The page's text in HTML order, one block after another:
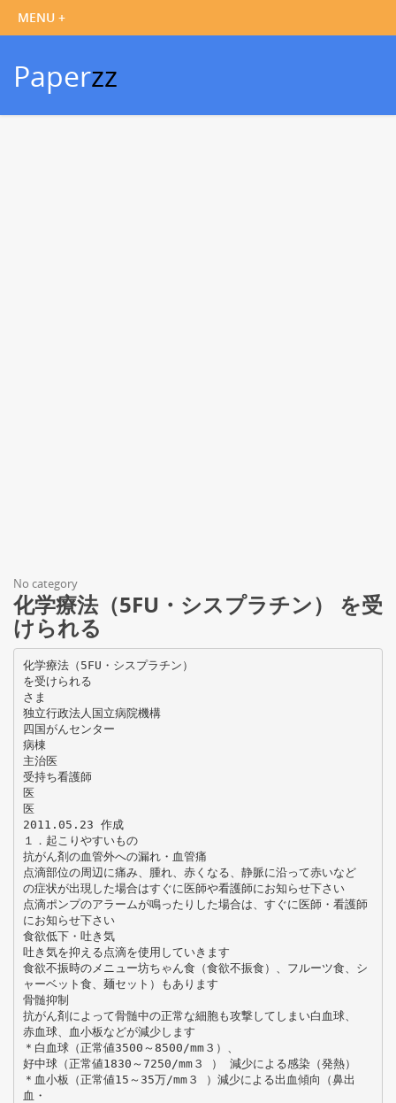
Paperzz
No category
化学療法（5FU・シスプラチン） を受
けられる
化学療法（5FU・シスプラチン）
を受けられる
さま
独立行政法人国立病院機構
四国がんセンター
病棟
主治医
受持ち看護師
医
医
2011.05.23 作成
１．起こりやすいもの
抗がん剤の血管外への漏れ・血管痛
点滴部位の周辺に痛み、腫れ、赤くなる、静脈に沿って赤いなど
の症状が出現した場合はすぐに医師や看護師にお知らせ下さい
点滴ポンプのアラームが鳴ったりした場合は、すぐに医師・看護師
にお知らせ下さい
食欲低下・吐き気
吐き気を抑える点滴を使用していきます
食欲不振時のメニュー坊ちゃん食（食欲不振食）、フルーツ食、シ
ャーベット食、麺セット）もあります
骨髄抑制
抗がん剤によって骨髄中の正常な細胞も攻撃してしまい白血球、
赤血球、血小板などが減少します
＊白血球（正常値3500～8500/mm３）、
好中球（正常値1830～7250/mm３ ） 減少による感染（発熱）
＊血小板（正常値15～35万/mm３ ）減少による出血傾向（鼻出
血・